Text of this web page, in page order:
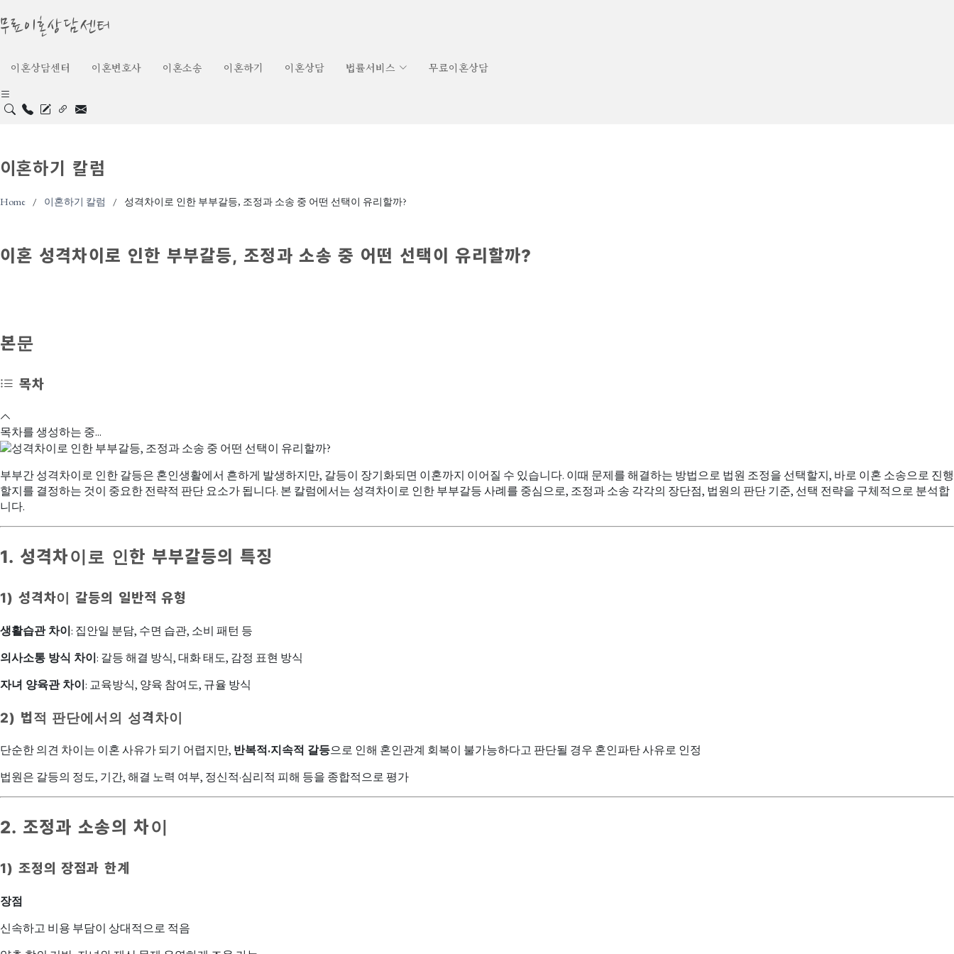
무료이혼상담센터
이혼상담센터 이혼변호사 이혼소송 이혼하기 이혼상담 법률서비스 무료이혼상담
이혼하기 칼럼
Home 이혼하기 칼럼 성격차이로 인한 부부갈등, 조정과 소송 중 어떤 선택이 유리할까?
이혼 성격차이로 인한 부부갈등, 조정과 소송 중 어떤 선택이 유리할까?
본문
목차
목차를 생성하는 중...
부부간 성격차이로 인한 갈등은 혼인생활에서 흔하게 발생하지만, 갈등이 장기화되면 이혼까지 이어질 수 있습니다. 이때 문제를 해결하는 방법으로 법원 조정을 선택할지, 바로 이혼 소송으로 진행
할지를 결정하는 것이 중요한 전략적 판단 요소가 됩니다. 본 칼럼에서는 성격차이로 인한 부부갈등 사례를 중심으로, 조정과 소송 각각의 장단점, 법원의 판단 기준, 선택 전략을 구체적으로 분석합
니다.
1. 성격차이로 인한 부부갈등의 특징
1) 성격차이 갈등의 일반적 유형
생활습관 차이: 집안일 분담, 수면 습관, 소비 패턴 등
의사소통 방식 차이: 갈등 해결 방식, 대화 태도, 감정 표현 방식
자녀 양육관 차이: 교육방식, 양육 참여도, 규율 방식
2) 법적 판단에서의 성격차이
단순한 의견 차이는 이혼 사유가 되기 어렵지만, 반복적·지속적 갈등으로 인해 혼인관계 회복이 불가능하다고 판단될 경우 혼인파탄 사유로 인정
법원은 갈등의 정도, 기간, 해결 노력 여부, 정신적·심리적 피해 등을 종합적으로 평가
2. 조정과 소송의 차이
1) 조정의 장점과 한계
장점
신속하고 비용 부담이 상대적으로 적음